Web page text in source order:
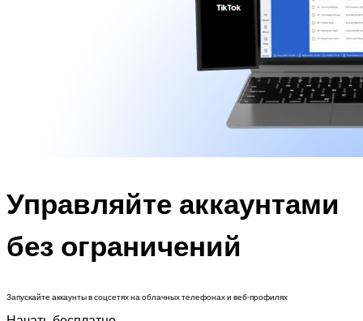
Управляйте аккаунтами
без ограничений
Запускайте аккаунты в соцсетях на облачных телефонах и веб-профилях